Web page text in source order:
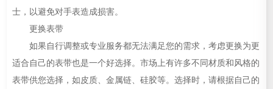
士，以避免对手表造成损害。
更换表带
如果自行调整或专业服务都无法满足您的需求，考虑更换为更
适合自己的表带也是一个好选择。市场上有许多不同材质和风格的
表带供您选择，如皮质、金属链、硅胶等。选择时，请根据自己的